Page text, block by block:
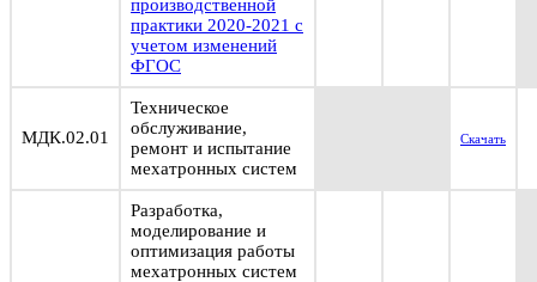
производственной
практики 2020-2021 с
учетом изменений
ФГОС
МДК.02.01
Техническое
обслуживание,
ремонт и испытание
мехатронных систем
Скачать
Разработка,
моделирование и
оптимизация работы
мехатронных систем